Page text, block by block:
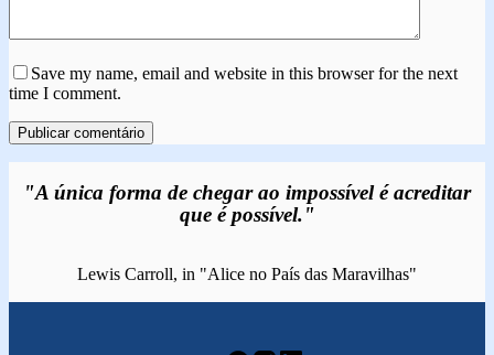
Save my name, email and website in this browser for the next
time I comment.
Publicar comentário
"A única forma de chegar ao impossível é acreditar
que é possível."
Lewis Carroll, in "Alice no País das Maravilhas"